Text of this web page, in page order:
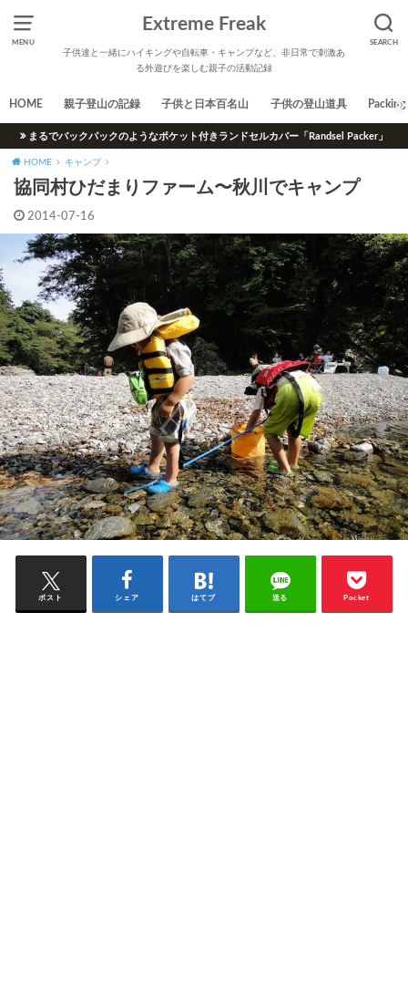
MENU SEARCH
Extreme Freak
子供達と一緒にハイキングや自転車・キャンプなど、非日常で刺激あ
る外遊びを楽しむ親子の活動記録
HOME 親子登山の記録 子供と日本百名山 子供の登山道具 Packing
まるでバックパックのようなポケット付きランドセルカバー「Randsel Packer」
HOME キャンプ
協同村ひだまりファーム〜秋川でキャンプ
2014-07-16
ポスト シェア はてブ 送る Pocket